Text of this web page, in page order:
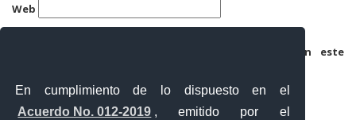
En cumplimiento de lo dispuesto en el
Acuerdo No. 012-2019 , emitido por el
Web
Guarda mi nombre, correo electrónico y web en este